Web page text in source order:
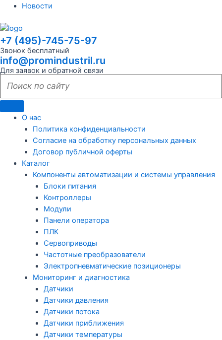
Новости
+7 (495)-745-75-97
Звонок бесплатный
info@promindustril.ru
Для заявок и обратной связи
О нас
Политика конфиденциальности
Согласие на обработку персональных данных
Договор публичной оферты
Каталог
Компоненты автоматизации и системы управления
Блоки питания
Контроллеры
Модули
Панели оператора
ПЛК
Сервоприводы
Частотные преобразователи
Электропневматические позиционеры
Мониторинг и диагностика
Датчики
Датчики давления
Датчики потока
Датчики приближения
Датчики температуры